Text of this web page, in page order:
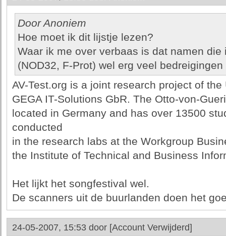
Door Anoniem
Hoe moet ik dit lijstje lezen?
Waar ik me over verbaas is dat namen
(NOD32, F-Prot) wel erg veel
AV-Test.org is a joint research project of
GEGA IT-Solutions GbR. The Otto-von-
located in Germany and has over 13500
conducted
in the research labs at the Workgroup
the Institute of Technical and Business
Het lijkt het songfestival wel.
De scanners uit de buurlanden doen het
24-05-2007, 15:53 door [Account Verwijderd]